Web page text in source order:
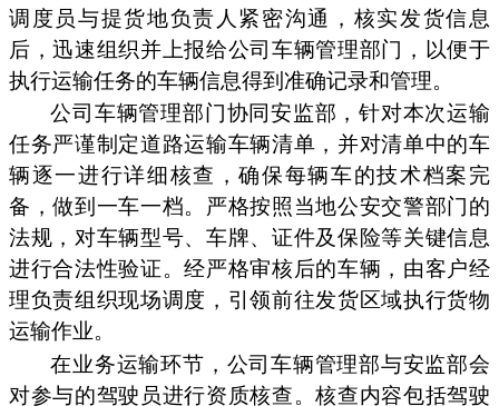
调度员与提货地负责人紧密沟通，核实发货信息
后，迅速组织并上报给公司车辆管理部门，以便于
执行运输任务的车辆信息得到准确记录和管理。
公司车辆管理部门协同安监部，针对本次运输
任务严谨制定道路运输车辆清单，并对清单中的车
辆逐一进行详细核查，确保每辆车的技术档案完
备，做到一车一档。严格按照当地公安交警部门的
法规，对车辆型号、车牌、证件及保险等关键信息
进行合法性验证。经严格审核后的车辆，由客户经
理负责组织现场调度，引领前往发货区域执行货物
运输作业。
在业务运输环节，公司车辆管理部与安监部会
对参与的驾驶员进行资质核查。核查内容包括驾驶